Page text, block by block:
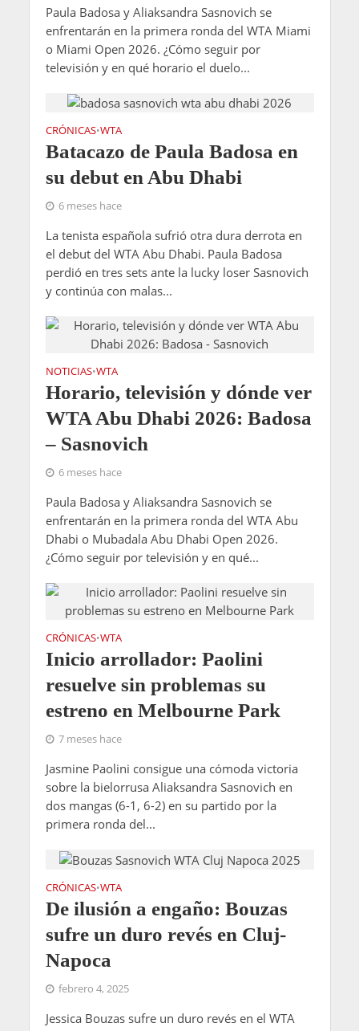
Paula Badosa y Aliaksandra Sasnovich se
enfrentarán en la primera ronda del WTA Miami
o Miami Open 2026. ¿Cómo seguir por
televisión y en qué horario el duelo...
CRÓNICAS•WTA
Batacazo de Paula Badosa en
su debut en Abu Dhabi
6 meses hace
La tenista española sufrió otra dura derrota en
el debut del WTA Abu Dhabi. Paula Badosa
perdió en tres sets ante la lucky loser Sasnovich
y continúa con malas...
NOTICIAS•WTA
Horario, televisión y dónde ver
WTA Abu Dhabi 2026: Badosa
– Sasnovich
6 meses hace
Paula Badosa y Aliaksandra Sasnovich se
enfrentarán en la primera ronda del WTA Abu
Dhabi o Mubadala Abu Dhabi Open 2026.
¿Cómo seguir por televisión y en qué...
CRÓNICAS•WTA
Inicio arrollador: Paolini
resuelve sin problemas su
estreno en Melbourne Park
7 meses hace
Jasmine Paolini consigue una cómoda victoria
sobre la bielorrusa Aliaksandra Sasnovich en
dos mangas (6-1, 6-2) en su partido por la
primera ronda del...
CRÓNICAS•WTA
De ilusión a engaño: Bouzas
sufre un duro revés en Cluj-
Napoca
febrero 4, 2025
Jessica Bouzas sufre un duro revés en el WTA